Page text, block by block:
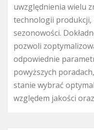
uwzględnienia wielu
technologii produkcji,
sezonowości.
pozwoli
odpowiednie
powyższych
stanie wybrać
względem jakości